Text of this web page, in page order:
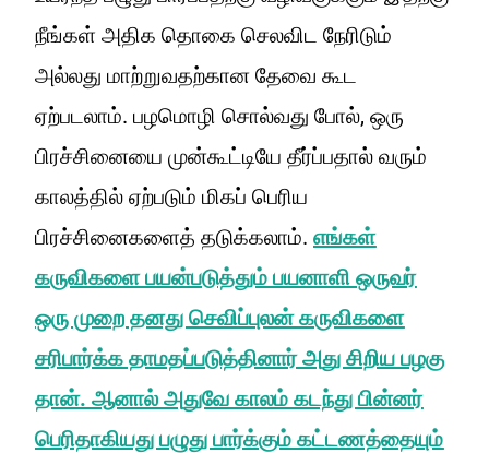
நீங்கள் அதிக தொகை செலவிட நேரிடும்
அல்லது மாற்றுவதற்கான தேவை கூட
ஏற்படலாம். பழமொழி சொல்வது போல், ஒரு
பிரச்சினையை முன்கூட்டியே தீர்ப்பதால் வரும்
காலத்தில் ஏற்படும் மிகப் பெரிய
பிரச்சினைகளைத் தடுக்கலாம்.எங்கள்
கருவிகளை பயன்படுத்தும் பயனாளி ஒருவர்
ஒரு முறை தனது செவிப்புலன் கருவிகளை
சரிபார்க்க தாமதப்படுத்தினார் அது சிறிய பழகு
தான். ஆனால் அதுவே காலம் கடந்து பின்னர்
பெரிதாகியது பழுது பார்க்கும் கட்டணத்தையும்